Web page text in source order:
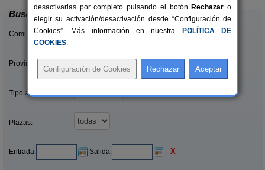
Buscar
Comunidades:
Provincias/Islas:
Tipo alquiler:
Plazas:
Entrada: Salida: X
desactivarlas por completo pulsando el botón Rechazar o
elegir su activación/desactivación desde “Configuración de
Cookies”. Más información en nuestra
POLÍTICA DE
COOKIES.